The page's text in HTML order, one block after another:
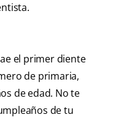
el primer diente
de primaria,
de edad. No te
de tu